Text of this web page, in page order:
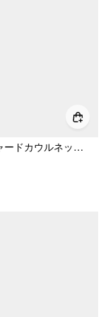
テクスチャードカウルネック ボディコン ミディドレス